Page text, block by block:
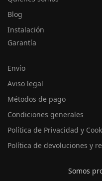
Blog
Instalación
Garantía
Envío
Aviso legal
Métodos de pago
Condiciones generales
Política de Privacidad y
Política de devoluciones y
Somos